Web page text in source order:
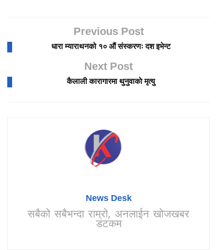
Previous Post
धारा म्याराथनको १० औं संस्करणः दश इभेन्ट
Next Post
कैलाली कारागारमा थुनुवाकाे मृत्यु
News Desk
सबैको सबैभन्दा राम्रो, अनलाईन खोजखबर
डटकम